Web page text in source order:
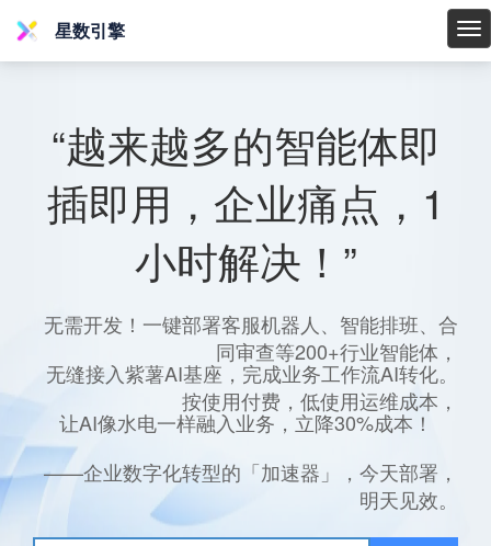
星
星数引擎
“越来越多的智能体即
插即用，企业痛点，1
小时解决！”
无需开发！一键部署客服机器人、智能排班、合
同审查等200+行业智能体，
无缝接入紫薯AI基座，完成业务工作流AI转化。
按使用付费，低使用运维成本，
让AI像水电一样融入业务，立降30%成本！
——企业数字化转型的「加速器」，今天部署，
明天见效。